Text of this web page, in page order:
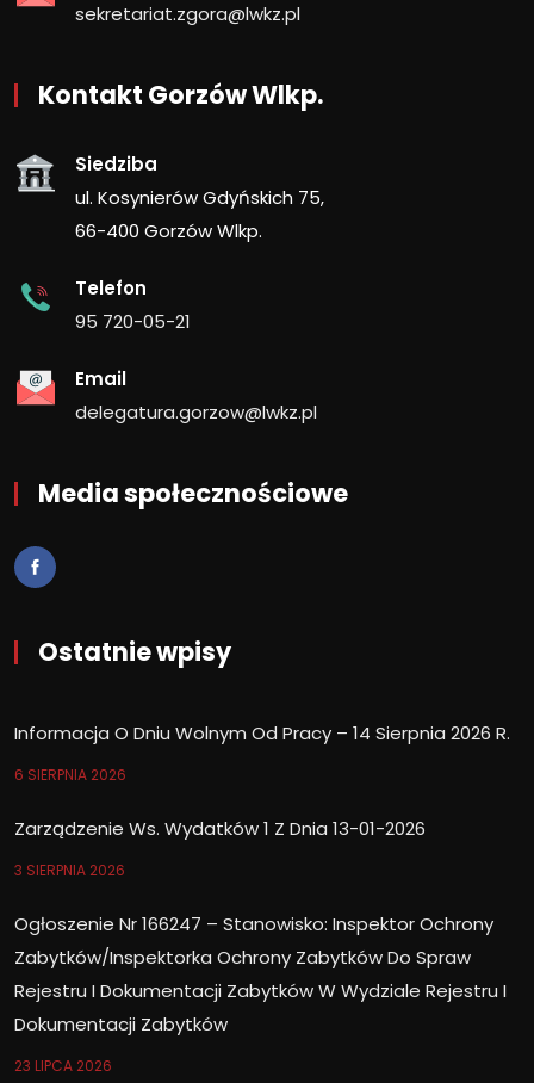
sekretariat.zgora@lwkz.pl
Kontakt Gorzów Wlkp.
Siedziba
ul. Kosynierów Gdyńskich 75,
66-400 Gorzów Wlkp.
Telefon
95 720-05-21
Email
delegatura.gorzow@lwkz.pl
Media społecznościowe
Ostatnie wpisy
Informacja O Dniu Wolnym Od Pracy – 14 Sierpnia 2026 R.
6 SIERPNIA 2026
Zarządzenie Ws. Wydatków 1 Z Dnia 13-01-2026
3 SIERPNIA 2026
Ogłoszenie Nr 166247 – Stanowisko: Inspektor Ochrony
Zabytków/Inspektorka Ochrony Zabytków Do Spraw
Rejestru I Dokumentacji Zabytków W Wydziale Rejestru I
Dokumentacji Zabytków
23 LIPCA 2026